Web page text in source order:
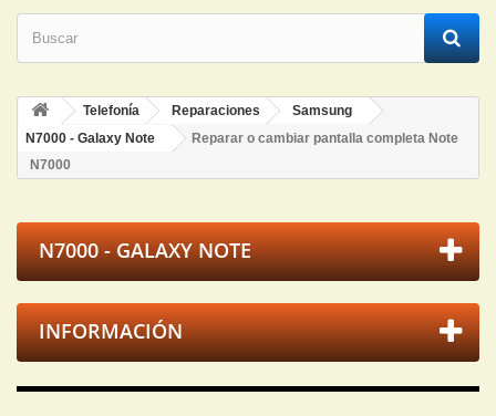
Telefonía Reparaciones
Samsung
N7000 - Galaxy Note
Reparar o cambiar pantalla completa Note
N7000
N7000 - GALAXY NOTE
INFORMACIÓN